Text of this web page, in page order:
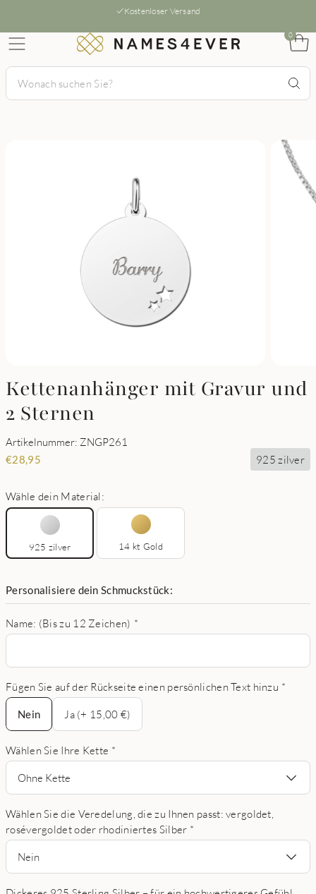
Kostenloser Versand
0
Kettenanhänger mit Gravur und
2 Sternen
Artikelnummer: ZNGP261
€28,95 925 zilver
Wähle dein Material:
925 zilver 14 kt Gold
Personalisiere dein Schmuckstück:
Name: (Bis zu 12 Zeichen) *
Fügen Sie auf der Rückseite einen persönlichen Text hinzu *
Nein
Nein
Ja (+ 15,00 €)
Wählen Sie Ihre Kette *
Ohne Kette
Wählen Sie die Veredelung, die zu Ihnen passt: vergoldet,
rosévergoldet oder rhodiniertes Silber *
Nein